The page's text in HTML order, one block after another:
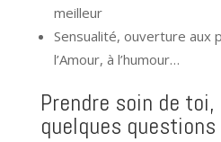
meilleur
Sensualité, ouverture aux
l’Amour, à l’humour…
Prendre soin de toi,
quelques questions